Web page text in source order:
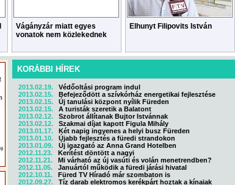
Vágányzár miatt egyes
vonatok nem közlekednek
Elhunyt Filipovits István
KORÁBBI HÍREK
2013.02.19. Védőoltási program indul
2013.02.15. Befejeződött a szívkórház energetikai fejlesztése
2013.02.15. Új tanulási központ nyílik Füreden
2013.02.15. A turisták szeretik a Balatont
2013.02.12. Szobrot állítanak Bujtor Istvánnak
2013.02.12. Szakmai díjat kapott Figula Mihály
2013.01.17. Két napig ingyenes a helyi busz Füreden
2013.01.10. Újabb fejlesztés a füredi strandokon
2013.01.09. Új igazgató az Anna Grand Hotelben
2012.11.23. Kerítést döntött a nagyi
2012.11.21. Mi várható az új vasúti és volán menetrendben?
2012.11.05. Januártól működik a füredi járási hivatal
2012.10.11. Füred TV Híradó már szombaton is
2012.09.27. Tíz darab elektromos kerékpárt hoztak a kínaiak